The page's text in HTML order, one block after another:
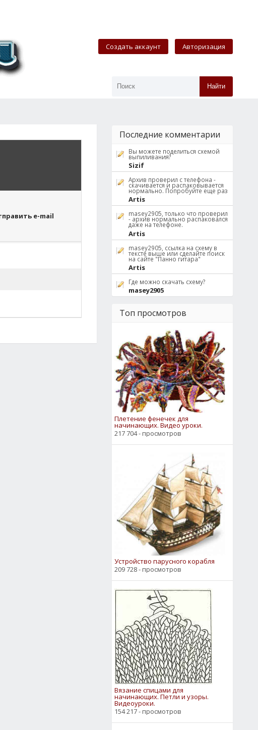
Создать аккаунт Авторизация
Найти
e-mail
Последние комментарии
Вы можете поделиться схемой
выпиливания?
Sizif
Архив проверил с телефона -
скачивается и распаковывается
нормально. Попробуйте еще раз
Artis
masey2905, только что проверил
- архив нормально распаковался
даже на телефоне.
Artis
masey2905, ссылка на схему в
тексте выше или сделайте поиск
на сайте "Панно гитара"
Artis
Где можно скачать схему?
masey2905
Топ просмотров
Плетение фенечек для
начинающих. Видео уроки.
217 704 - просмотров
Устройство парусного корабля
209 728 - просмотров
Вязание спицами для
начинающих. Петли и узоры.
Видеоуроки.
154 217 - просмотров